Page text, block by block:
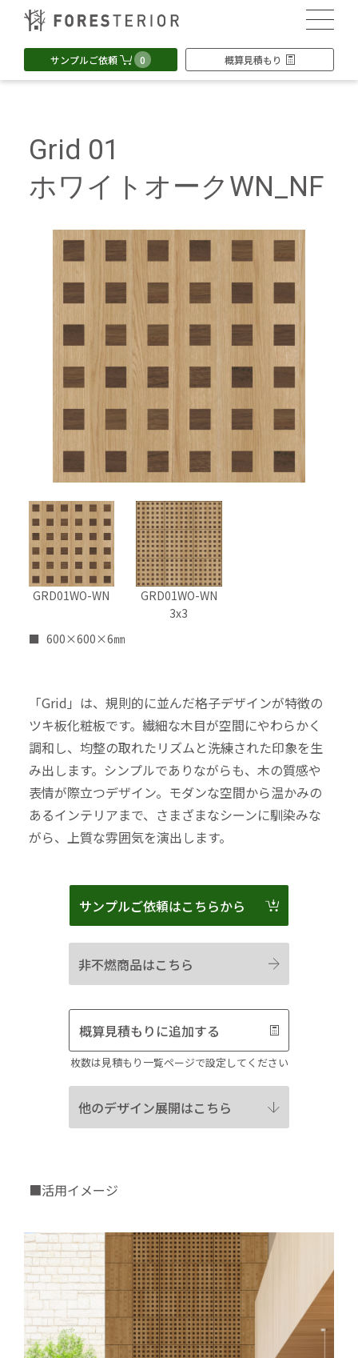
サンプルご依頼 0 概算見積もり
「Grid」は、規則的に並んだ格子デザインが特徴の
ツキ板化粧板です。繊細な木目が空間にやわらかく
調和し、均整の取れたリズムと洗練された印象を生
み出します。シンプルでありながらも、木の質感や
表情が際立つデザイン。モダンな空間から温かみの
あるインテリアまで、さまざまなシーンに馴染みな
がら、上質な雰囲気を演出します。
サンプルご依頼はこちらから
非不燃商品はこちら
概算見積もりに追加する
枚数は見積もり一覧ページで設定してください
他のデザイン展開はこちら
Grid 01
ホワイトオークWN_NF
GRD01WO-WN
GRD01WO-WN
3x3
600×600×6㎜
■活用イメージ